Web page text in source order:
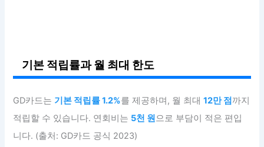
기본 적립률과 월 최대 한도
GD카드는 기본 적립률 1.2%를 제공하며, 월 최대12만 점까지
적립할 수 있습니다. 연회비는 5천 원으로 부담이 적은 편입
니다. (출처: GD카드 공식 2023)